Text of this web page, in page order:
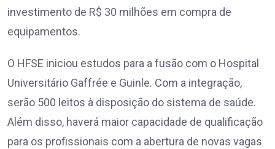
investimento de R$ 30 milhões em compra de
equipamentos.
O HFSE iniciou estudos para a fusão com o Hospital
Universitário Gaffrée e Guinle. Com a integração,
serão 500 leitos à disposição do sistema de saúde.
Além disso, haverá maior capacidade de qualificação
para os profissionais com a abertura de novas vagas